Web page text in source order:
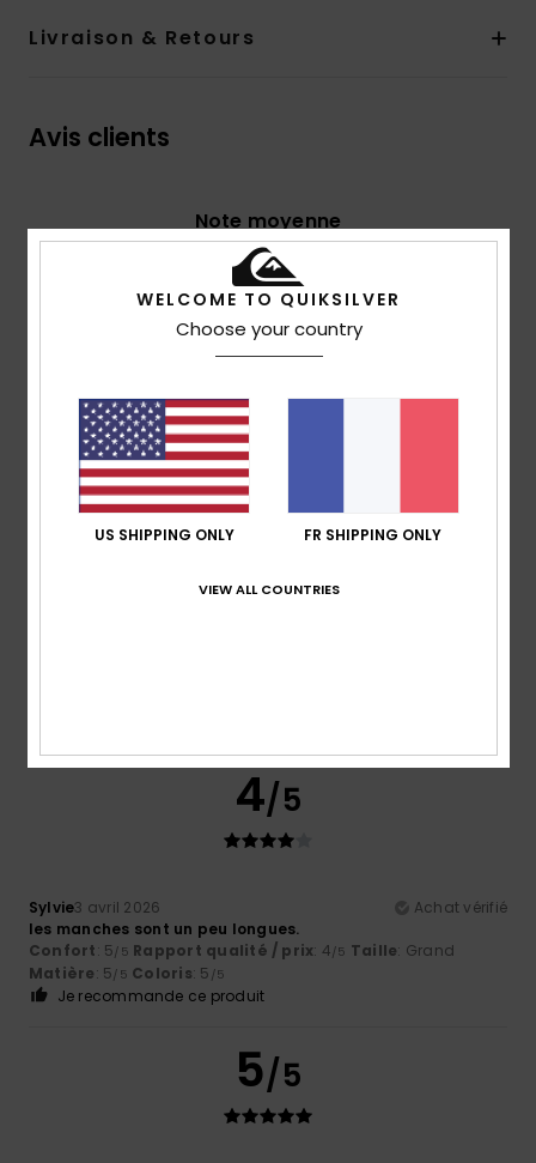
Livraison & Retours
Avis clients
Note moyenne
4.6/5
5 avis vérifiésdepuis novembre 2025
Confort
4.8
Taille
Matière
4/5
Sylvie3 avril 2026
Achat vérifié
les manches sont un peu longues.
Confort: 5/5 Rapport qualité / prix: 4/5 Taille: Grand
Matière: 5/5 Coloris: 5 /5
Je recommande ce produit
5/5
WELCOME TO QUIKSILVER
Choose your country
US SHIPPING ONLY FR SHIPPING ONLY
VIEW ALL COUNTRIES